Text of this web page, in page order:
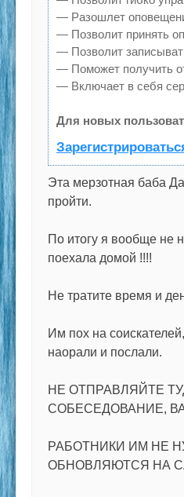
— Разошлет
— Позволит принять
— Позволит
— Поможет получить
— Включает в себя
Для новых
Эта мерзотная баба
пройти.
По итогу я вообще не
поехала домой !!!!
Не тратите время и
Им пох на
наорали и послали.
НЕ ОТПРАВЛЯЙТЕ
СОБЕСЕДОВАНИЕ,
РАБОТНИКИ ИМ НЕ
ОБНОВЛЯЮТСЯ НА